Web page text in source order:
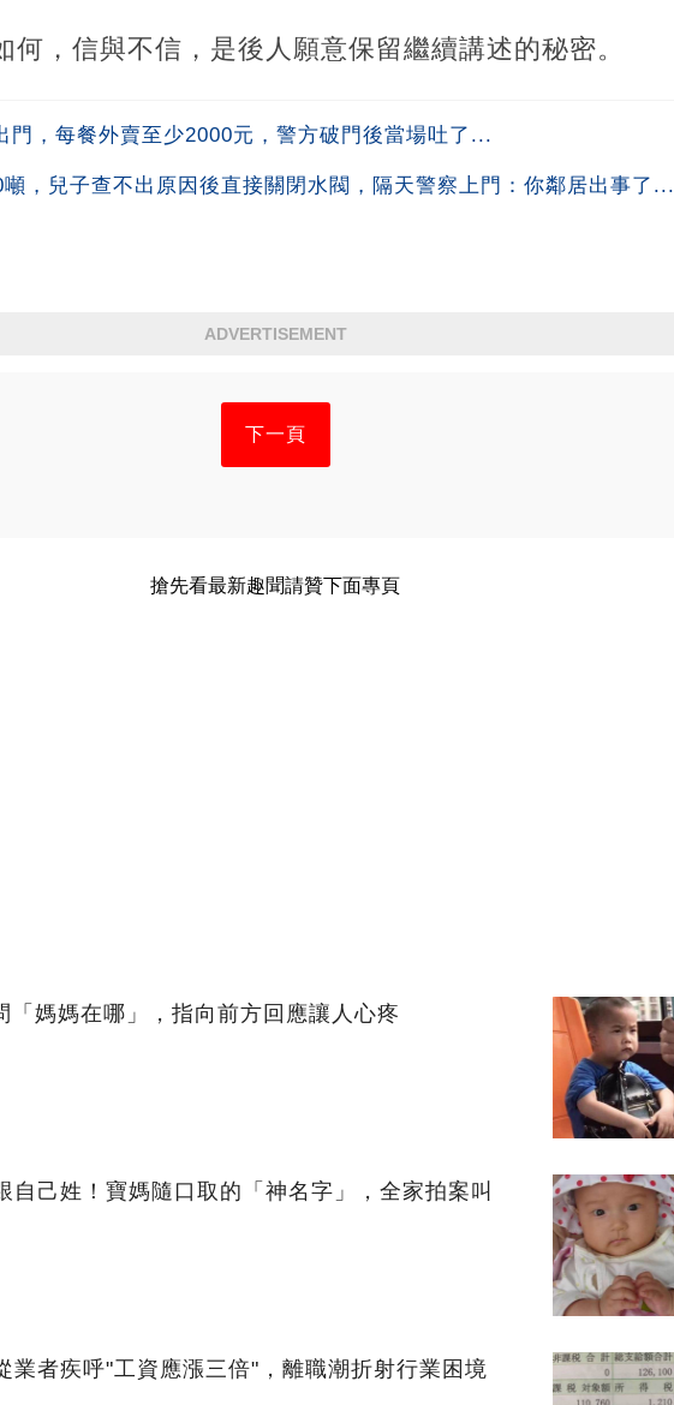
何，信與不信，是後人願意保留繼續講述的秘密。
門，每餐外賣至少2000元，警方破門後當場吐了...
，兒子查不出原因後直接關閉水閥，隔天警察上門：你鄰居出事了...
ADVERTISEMENT
下一頁
搶先看最新趣聞請贊下面專頁
媽媽在哪」，指向前方回應讓人心疼
自己姓！寶媽隨口取的「神名字」，全家拍案叫
業者疾呼"工資應漲三倍"，離職潮折射行業困境